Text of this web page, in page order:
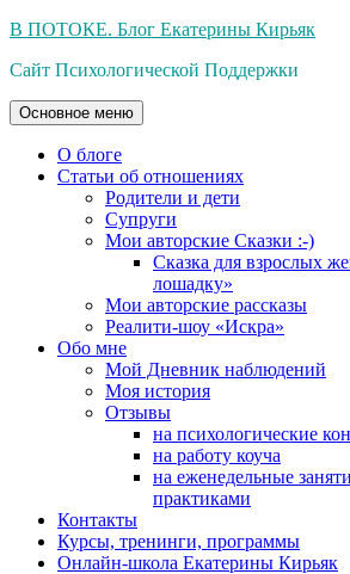
Перейти
содержимому
В ПОТОКЕ. Блог Екатерины Кирьяк
Сайт Психологической Поддержки
Основное меню
О блоге
Статьи об отношениях
Родители и дети
Супруги
Мои авторские Сказки :-)
Сказка для взрослых
лошадку»
Мои авторские рассказы
Реалити-шоу «Искра»
Обо мне
Мой Дневник наблюдений
Моя история
Отзывы
на психологические
на работу коуча
на еженедельные
практиками
Контакты
Курсы, тренинги, программы
Онлайн-школа Екатерины Кирьяк